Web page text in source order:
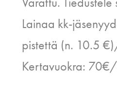
Lainaa kk-
pistettä (n. 10.5
Kertavuokra: